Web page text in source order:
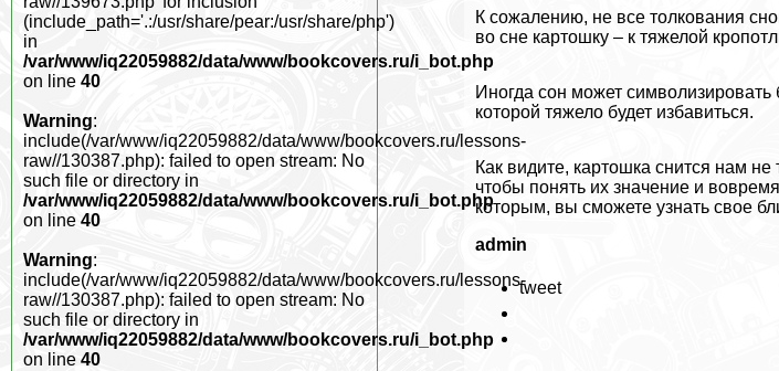
К сожалению, не все толкования
во сне картошку – к тяжелой
Иногда сон может символизировать
которой тяжело будет избавиться.
Как видите, картошка снится нам
чтобы понять их значение и
которым, вы сможете узнать свое
admin
tweet
(include_path='.:/usr/share/pear:/usr/share/php')
in
/var/www/iq22059882/data/www/bookcovers.ru/i_bot.php
on line 40
Warning:
include(/var/www/iq22059882/data/www/bookcovers.ru/lessons-
raw//130387.php): failed to open stream: No
such file or directory in
/var/www/iq22059882/data/www/bookcovers.ru/i_bot.php
on line 40
Warning:
include(/var/www/iq22059882/data/www/bookcovers.ru/lessons-
raw//130387.php): failed to open stream: No
such file or directory in
/var/www/iq22059882/data/www/bookcovers.ru/i_bot.php
on line 40